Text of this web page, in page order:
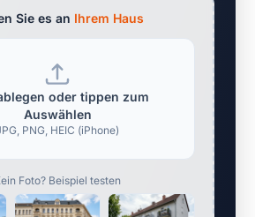
Sie es an Ihrem Haus
oder tippen zum
Auswählen
PNG, HEIC (iPhone)
Foto? Beispiel testen